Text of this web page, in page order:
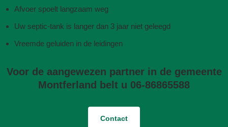
Afvoer spoelt langzaam weg
Uw septic-tank is langer dan 3 jaar niet geleegd
Vreemde geluiden in de leidingen
Voor de aangewezen partner in de gemeente
Montferland belt u 06-86865588
Contact